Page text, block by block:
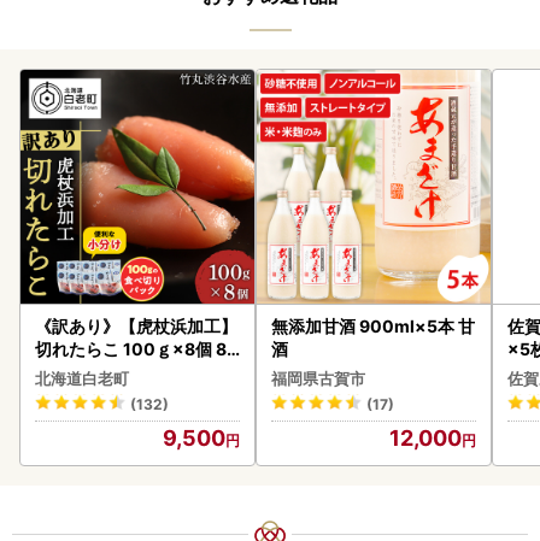
《訳あり》【虎杖浜加工】
切れたらこ 100ｇ×8個 80
0g AK081
北海道白老町
(132)
9,500
無添加甘酒 900ml×5本 甘
酒
福岡県古賀市
(17)
12,000
佐
×5
佐